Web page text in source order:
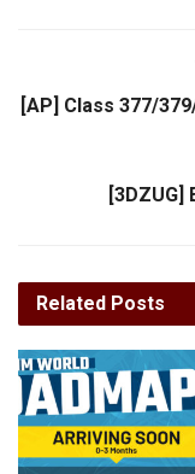
[AP] Class 377/
Related Posts